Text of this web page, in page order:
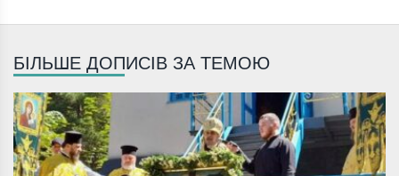
БІЛЬШЕ ДОПИСІВ ЗА ТЕМОЮ